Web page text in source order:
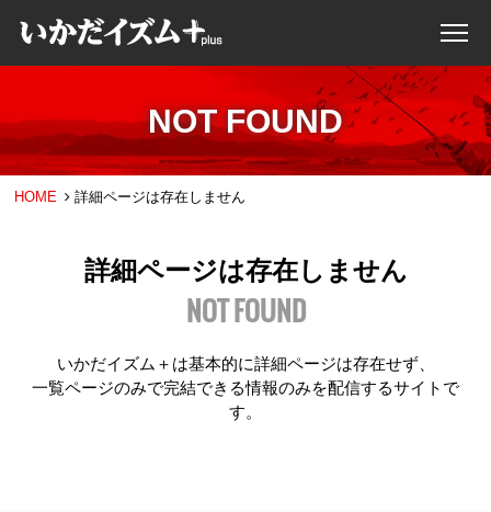
NOT FOUND
HOME 詳細ページは存在しません
詳細ページは存在しません
NOT FOUND
いかだイズム＋は基本的に詳細ページは存在せず、
一覧ページのみで完結できる情報のみを配信するサイトで
す。